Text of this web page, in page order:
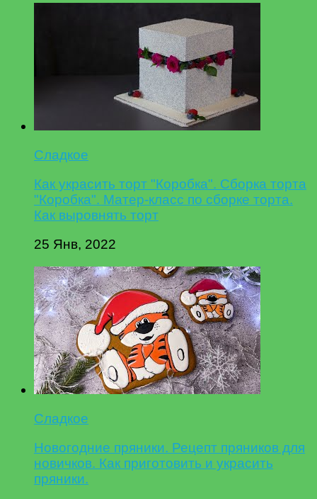
Сладкое
Как украсить торт "Коробка". Сборка торта
"Коробка". Матер-класс по сборке торта.
Как выровнять торт
25 Янв, 2022
Сладкое
Новогодние пряники. Рецепт пряников для
новичков. Как приготовить и украсить
пряники.